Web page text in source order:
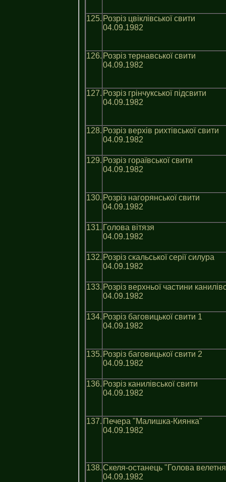
125. Розріз цвіклівської свити
04.09.1982
126. Розріз тернавської свити
04.09.1982
127. Розріз грінчукської пiдсвити
04.09.1982
128. Розріз верхів рихтівської свити
04.09.1982
129. Розріз гораївської свити
04.09.1982
130. Розріз нагорянської свити
04.09.1982
131. Голова вітязя
04.09.1982
132. Розріз скальської серії силура
04.09.1982
133. Розрiз верхньої частини
04.09.1982
134. Розріз баговицької свити 1
04.09.1982
135. Розріз баговицької свити 2
04.09.1982
136. Розріз канилівської свити
04.09.1982
137. Печера "Малишка-Киянка"
04.09.1982
138.Скеля-останець "Голова
04.09.1982